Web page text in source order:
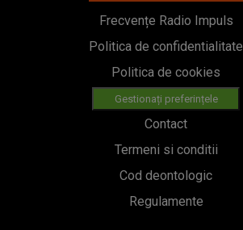
Frecvențe Radio Impuls
Politica de confidentialitate
Politica de cookies
Gestionați preferințele
Contact
Termeni si conditii
Cod deontologic
Regulamente